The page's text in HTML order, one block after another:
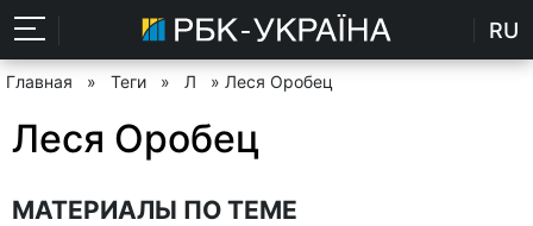
RU
Главная » Теги » Л » Леся Оробец
Леся Оробец
МАТЕРИАЛЫ ПО ТЕМЕ